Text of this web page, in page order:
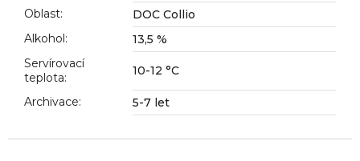
Oblast:
DOC Collio
Alkohol:
13,5 %
Servírovací
teplota: 10-12 °C
Archivace: 5-7 let